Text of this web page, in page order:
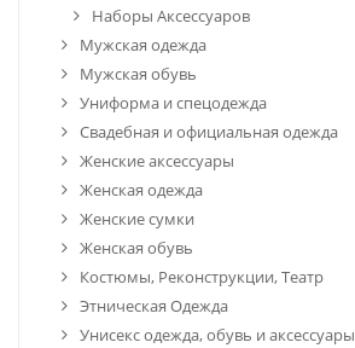
Наборы Аксессуаров
Мужская одежда
Мужская обувь
Униформа и спецодежда
Свадебная и официальная одежда
Женские аксессуары
Женская одежда
Женские сумки
Женская обувь
Костюмы, Реконструкции, Театр
Этническая Одежда
Унисекс одежда, обувь и аксессуары